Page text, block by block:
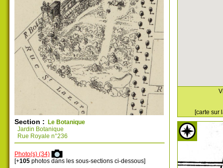
Section : Le Botanique
Jardin Botanique
Rue Royale n°236
Photo(s) (34)
[+105 photos dans les sous-sections ci-dessous]
[carte sur